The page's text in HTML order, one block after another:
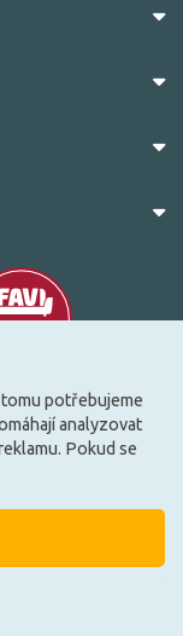
žárovky.cz
tomu potřebujeme
analyzovat
Pokud se